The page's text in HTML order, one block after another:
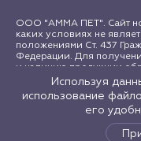
ООО "АММА ПЕТ". Сайт
каких условиях не
положениями Ст. 437
Федерации. Для
и наличию продукции
"АММА ПЕТ". Все права
соответствии с
об авторском праве и
материалов сайта
Используя
использование
его